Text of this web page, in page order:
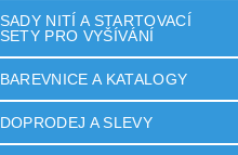
SADY NITÍ A STARTOVACÍ
SETY PRO VYŠÍVÁNÍ
BAREVNICE A KATALOGY
DOPRODEJ A SLEVY